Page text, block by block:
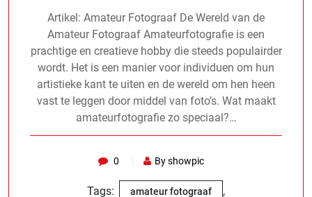
Artikel: Amateur Fotograaf De Wereld van de
Amateur Fotograaf Amateurfotografie is een
prachtige en creatieve hobby die steeds populairder
wordt. Het is een manier voor individuen om hun
artistieke kant te uiten en de wereld om hen heen
vast te leggen door middel van foto’s. Wat maakt
amateurfotografie zo speciaal?…
0 By showpic
Tags: amateur fotograaf ,